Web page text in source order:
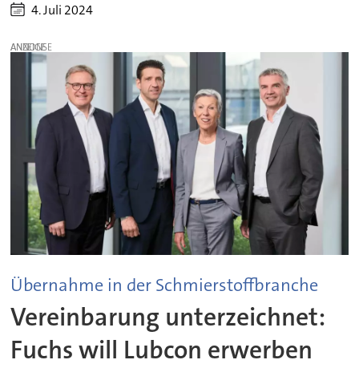
4. Juli 2024
ANZEIGE
Übernahme in der Schmierstoffbranche
Vereinbarung unterzeichnet:
Fuchs will Lubcon erwerben